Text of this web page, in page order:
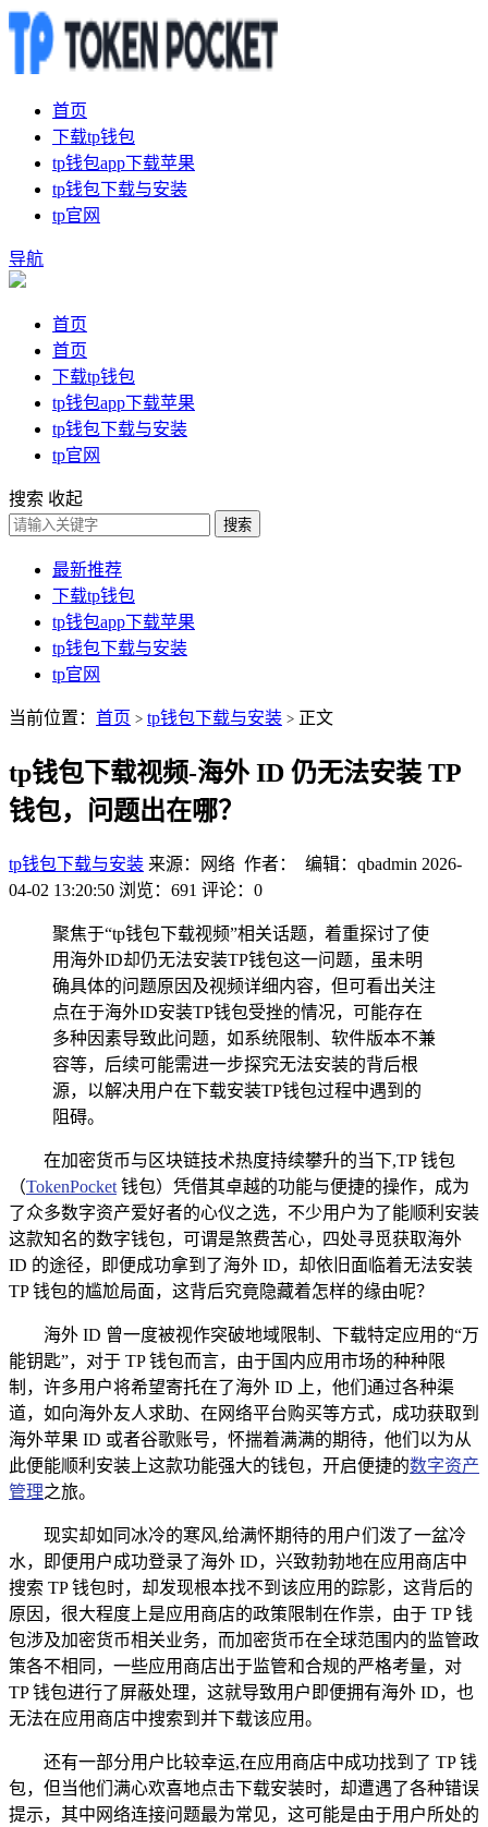
首页
下载tp钱包
tp钱包app下载苹果
tp钱包下载与安装
tp官网
导航
首页
首页
下载tp钱包
tp钱包app下载苹果
tp钱包下载与安装
tp官网
搜索 收起
搜索
最新推荐
下载tp钱包
tp钱包app下载苹果
tp钱包下载与安装
tp官网
当前位置： 首页 > tp钱包下载与安装 > 正文
tp钱包下载视频-海外 ID 仍无法安装 TP
钱包，问题出在哪？
tp钱包下载与安装 来源：网络 作者： 编辑：qbadmin 2026-
04-02 13:20:50 浏览：691 评论：0
聚焦于“tp钱包下载视频”相关话题，着重探讨了使
用海外ID却仍无法安装TP钱包这一问题，虽未明
确具体的问题原因及视频详细内容，但可看出关注
点在于海外ID安装TP钱包受挫的情况，可能存在
多种因素导致此问题，如系统限制、软件版本不兼
容等，后续可能需进一步探究无法安装的背后根
源，以解决用户在下载安装TP钱包过程中遇到的
阻碍。
在加密货币与区块链技术热度持续攀升的当下,TP 钱包
（TokenPocket 钱包）凭借其卓越的功能与便捷的操作，成为
了众多数字资产爱好者的心仪之选，不少用户为了能顺利安装
这款知名的数字钱包，可谓是煞费苦心，四处寻觅获取海外
ID 的途径，即便成功拿到了海外 ID，却依旧面临着无法安装
TP 钱包的尴尬局面，这背后究竟隐藏着怎样的缘由呢？
海外 ID 曾一度被视作突破地域限制、下载特定应用的“万
能钥匙”，对于 TP 钱包而言，由于国内应用市场的种种限
制，许多用户将希望寄托在了海外 ID 上，他们通过各种渠
道，如向海外友人求助、在网络平台购买等方式，成功获取到
海外苹果 ID 或者谷歌账号，怀揣着满满的期待，他们以为从
此便能顺利安装上这款功能强大的钱包，开启便捷的数字资产
管理之旅。
现实却如同冰冷的寒风,给满怀期待的用户们泼了一盆冷
水，即便用户成功登录了海外 ID，兴致勃勃地在应用商店中
搜索 TP 钱包时，却发现根本找不到该应用的踪影，这背后的
原因，很大程度上是应用商店的政策限制在作祟，由于 TP 钱
包涉及加密货币相关业务，而加密货币在全球范围内的监管政
策各不相同，一些应用商店出于监管和合规的严格考量，对
TP 钱包进行了屏蔽处理，这就导致用户即便拥有海外 ID，也
无法在应用商店中搜索到并下载该应用。
还有一部分用户比较幸运,在应用商店中成功找到了 TP 钱
包，但当他们满心欢喜地点击下载安装时，却遭遇了各种错误
提示，其中网络连接问题最为常见，这可能是由于用户所处的